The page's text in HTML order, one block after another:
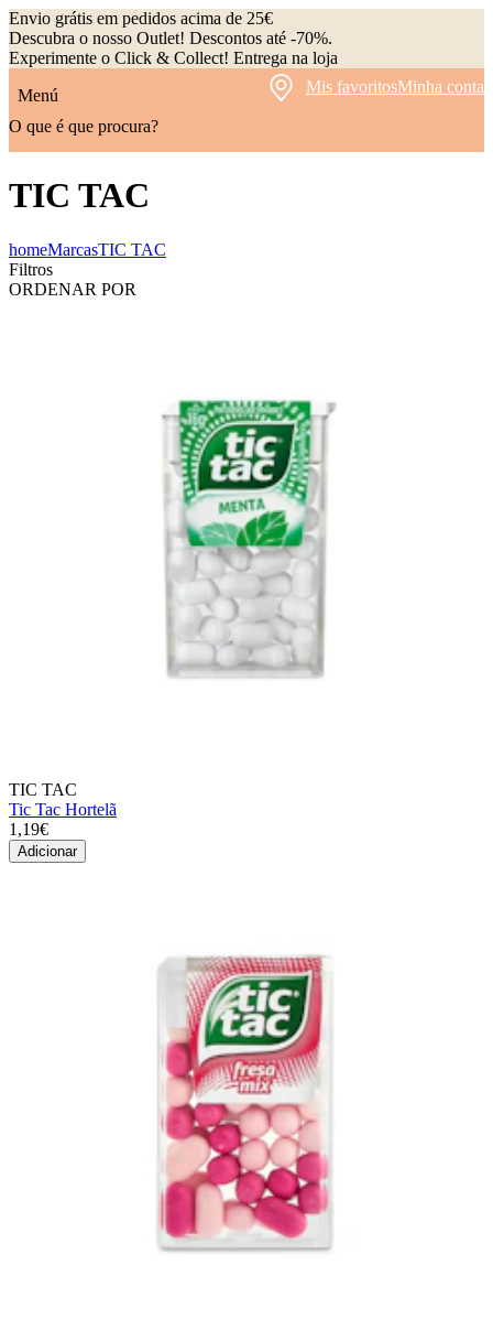
Envio grátis em pedidos acima de 25€
Descubra o nosso Outlet! Descontos até -70%.
Experimente o Click & Collect! Entrega na loja
Menú
Mis favoritosMinha conta
O que é que procura?
TIC TAC
homeMarcasTIC TAC
Filtros
ORDENAR POR
TIC TAC
Tic Tac Hortelã
1,19€
Adicionar